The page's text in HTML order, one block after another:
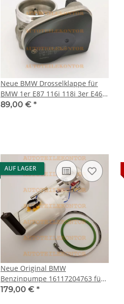
Neue BMW Drosselklappe für
BMW 1er E87 116i 118i 3er E46
E90 E91 316i 318i
89,00 € *
AUF LAGER
Neue Original BMW
Benzinpumpe 16117204763 für
BMW X3 X4 X5 X6
179,00 € *